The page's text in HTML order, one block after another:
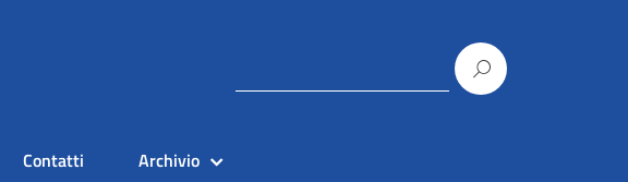
Contatti Archivio